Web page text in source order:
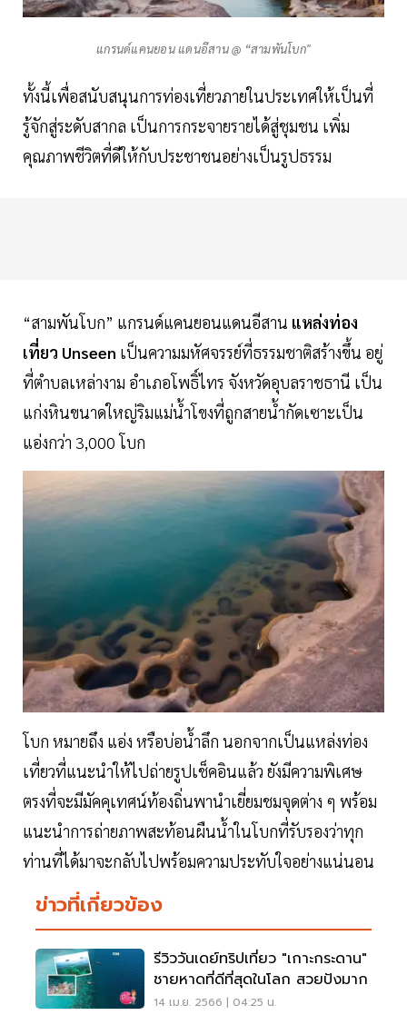
แกรนด์แคนยอน แดนอีสาน @ “สามพันโบก"
ทั้งนี้เพื่อสนับสนุนการท่องเที่ยวภายในประเทศให้เป็นที่
รู้จักสู่ระดับสากล เป็นการกระจายรายได้สู่ชุมชน เพิ่ม
คุณภาพชีวิตที่ดีให้กับประชาชนอย่างเป็นรูปธรรม
“สามพันโบก” แกรนด์แคนยอนแดนอีสาน แหล่งท่อง
เที่ยว Unseen เป็นความมหัศจรรย์ที่ธรรมชาติสร้างขึ้น อยู่
ที่ตำบลเหล่างาม อำเภอโพธิ์ไทร จังหวัดอุบลราชธานี เป็น
แก่งหินขนาดใหญ่ริมแม่น้ำโขงที่ถูกสายน้ำกัดเซาะเป็น
แอ่งกว่า 3,000 โบก
โบก หมายถึง แอ่ง หรือบ่อน้ำลึก นอกจากเป็นแหล่งท่อง
เที่ยวที่แนะนำให้ไปถ่ายรูปเช็คอินแล้ว ยังมีความพิเศษ
ตรงที่จะมีมัคคุเทศน์ท้องถิ่นพานำเยี่ยมชมจุดต่าง ๆ พร้อม
แนะนำการถ่ายภาพสะท้อนผืนน้ำในโบกที่รับรองว่าทุก
ท่านที่ได้มาจะกลับไปพร้อมความประทับใจอย่างแน่นอน
ข่าวที่เกี่ยวข้อง
รีวิววันเดย์ทริปเที่ยว "เกาะกระดาน"
ชายหาดที่ดีที่สุดในโลก สวยปังมาก
14 เม.ย. 2566 | 04:25 น.